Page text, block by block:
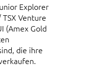
Explorer
Venture
(Amex Gold
die ihre